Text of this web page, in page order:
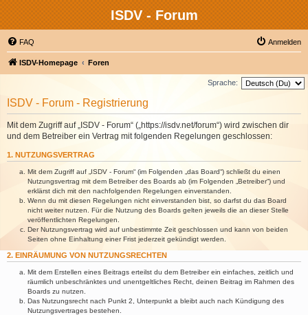
ISDV - Forum
FAQ Anmelden
ISDV-Homepage Foren
Sprache:
ISDV - Forum - Registrierung
Mit dem Zugriff auf „ISDV - Forum“ („https://isdv.net/forum“) wird zwischen dir
und dem Betreiber ein Vertrag mit folgenden Regelungen geschlossen:
1. NUTZUNGSVERTRAG
Mit dem Zugriff auf „ISDV - Forum“ (im Folgenden „das Board“) schließt du einen
Nutzungsvertrag mit dem Betreiber des Boards ab (im Folgenden „Betreiber“) und
erklärst dich mit den nachfolgenden Regelungen einverstanden.
Wenn du mit diesen Regelungen nicht einverstanden bist, so darfst du das Board
nicht weiter nutzen. Für die Nutzung des Boards gelten jeweils die an dieser Stelle
veröffentlichten Regelungen.
Der Nutzungsvertrag wird auf unbestimmte Zeit geschlossen und kann von beiden
Seiten ohne Einhaltung einer Frist jederzeit gekündigt werden.
2. EINRÄUMUNG VON NUTZUNGSRECHTEN
Mit dem Erstellen eines Beitrags erteilst du dem Betreiber ein einfaches, zeitlich und
räumlich unbeschränktes und unentgeltliches Recht, deinen Beitrag im Rahmen des
Boards zu nutzen.
Das Nutzungsrecht nach Punkt 2, Unterpunkt a bleibt auch nach Kündigung des
Nutzungsvertrages bestehen.